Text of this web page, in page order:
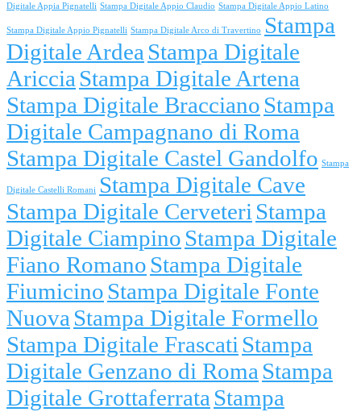
Digitale Appia Pignatelli Stampa Digitale Appio Claudio Stampa Digitale Appio Latino
Stampa Digitale Appio Pignatelli Stampa Digitale Arco di Travertino
Stampa
Digitale Ardea Stampa Digitale
Ariccia Stampa Digitale Artena
Stampa Digitale Bracciano Stampa
Digitale Campagnano di Roma
Stampa Digitale Castel Gandolfo Stampa
Digitale Castelli Romani
Stampa Digitale Cave
Stampa Digitale Cerveteri Stampa
Digitale Ciampino Stampa Digitale
Fiano Romano Stampa Digitale
Fiumicino Stampa Digitale Fonte
Nuova Stampa Digitale Formello
Stampa Digitale Frascati Stampa
Digitale Genzano di Roma Stampa
Digitale Grottaferrata Stampa